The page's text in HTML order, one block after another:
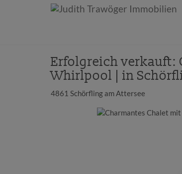
Erfolgreich verkauft:
Whirlpool | in
4861 Schörfling am Attersee